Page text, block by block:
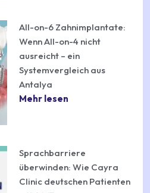
All-on-6 Zahnimplantate:
Wenn All-on-4 nicht
ausreicht – ein
Systemvergleich aus
Antalya
Mehr lesen
Sprachbarriere
überwinden: Wie Cayra
Clinic deutschen Patienten